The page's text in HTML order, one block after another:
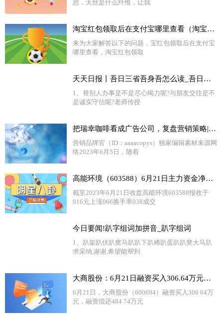
思，天丝是什么纤维，让我
淘宝红包领取后在支付宝哪里查看（淘宝红包领取后在哪里） 全球热门
来为大家解答以下的问题，宝红包领取后在支付宝
哪里查看，淘宝红包领取
天天日报丨吾日三省吾身吾怎么读_吾日三省吾身读音是什么意思
1、替别人办事是不是尽心竭力呢?与朋友交往是不
是诚实守信呢?老师传授
把瑞幸咖啡看成广告公司，复盘营销策略|世界热议
营销品牌官（ID：aaaacopys）独家编辑素材来源网
络2023年6月5日，随着
高能环境（603588）6月21日主力资金净买入589.81万元-世界报资讯
截至2023年6月21日收盘高能环境603588报收于
916元上涨066换手率038成交
今日要闻!趴字组词加拼音_趴字组词
1、趴架趴伏趴窝马趴趴下趴稀趴蛋趴趴凳大马趴
求采纳,谢谢,希望能帮到
大商股份：6月21日融资买入306.64万元，融资融券余额3.25亿元
6月21日，大商股份（600694）融资买入306 64万
元，融资偿还484 74万元